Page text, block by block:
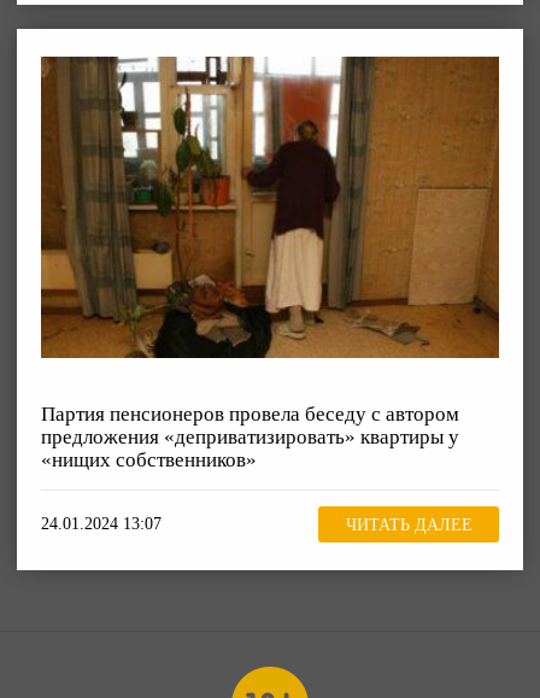
Партия пенсионеров провела беседу с автором
предложения «деприватизировать» квартиры у
«нищих собственников»
24.01.2024 13:07 ЧИТАТЬ ДАЛЕЕ